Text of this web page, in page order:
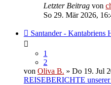
Letzter Beitrag von
So 29. Mär 2026,
Santander - Kantabriens
1
2
von Oliva B. » Do 19. Jul
REISEBERICHTE